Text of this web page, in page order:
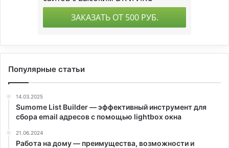
Популярные статьи
14.03.2025
Sumome List Builder — эффективный инструмент для
сбора email адресов с помощью lightbox окна
21.06.2024
Работа на дому — преимущества, возможности и